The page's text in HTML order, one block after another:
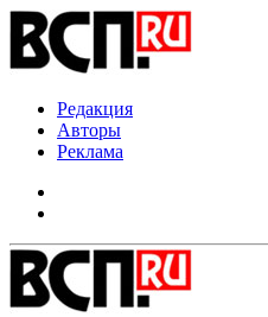
Редакция
Авторы
Реклама